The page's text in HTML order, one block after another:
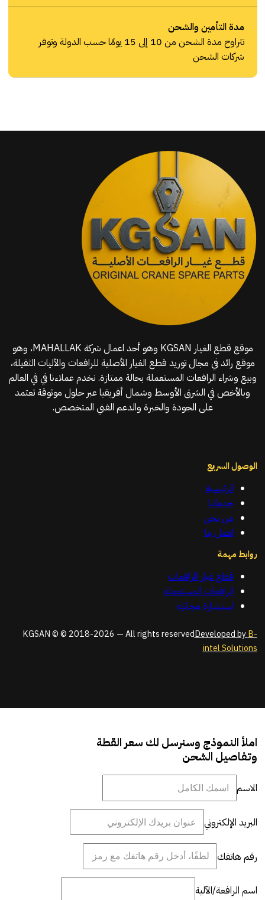
مدة التأمين والشحن
تتراوح مدة الشحن من 10 إلى 15 يومًا حسب الدولة وتوفر
شركات الشحن
موقع قطع الغيار KGSAN وهو أحد اعمال شركة MAHALLAK، وهو
موقع رائد في مجال توريد قطع الغيار الأصلية للرافعات والآليات الثقيلة،
وبيع وشراء الرافعات المستعملة بحالة ممتازة. نخدم عملاءنا في في العالم
وبالأخص في الشرق الأوسط وشمال أفريقيا عبر حلول موثوقة تعتمد
على الجودة والخبرة والدعم الفني المتخصص.
الوصول السريع
الرئيسية
خدماتنا
من نحن
اتصل بنا
روابط مهمة
قطع غيار الرافعات
الرافعات المستعملة
استشارة مجانية
KGSAN © © 2018-2026 — All rights reservedDeveloped byB-
intel Solutions
املأ النموذج وسنرسل لك سعر القطة
وتفاصيل الشحن
الاسم
البريد الإلكتروني
رقم هاتفك
اسم الرافعة/الآلية